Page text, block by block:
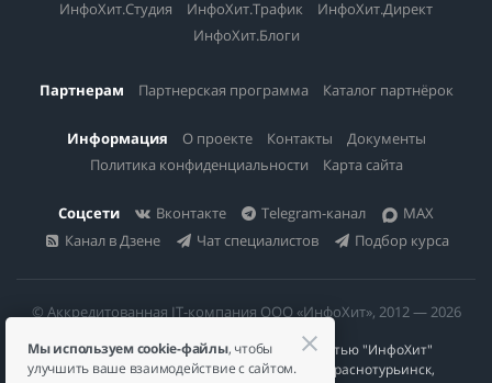
ИнфоХит.Студия
ИнфоХит.Трафик
ИнфоХит.Директ
ИнфоХит.Блоги
Партнерам Партнерская программа Каталог партнёрок
Информация О проекте Контакты
Документы
Политика конфиденциальности
Карта сайта
Соцсети Вконтакте Telegram-канал
MAX
Канал в Дзене
Чат специалистов Подбор курса
© Аккредитованная IT-компания ООО «ИнфоХит», 2012 — 2026
Общество с ограниченной ответственностью "ИнфоХит"
624446, Россия, Свердловская область, г. Краснотурьинск,
Мы используем cookie-файлы, чтобы
улучшить ваше взаимодействие с сайтом.